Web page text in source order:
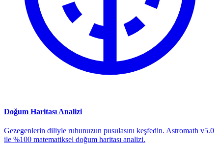
Doğum Haritası Analizi
Gezegenlerin diliyle ruhunuzun pusulasını keşfedin. Astromath v5.0
ile %100 matematiksel doğum haritası analizi.